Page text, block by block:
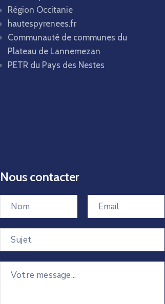
Région Occitanie
hautespyrenees.fr
Communauté de communes du
Plateau de Lannemezan
PETR du Pays des Nestes
Nous contacter